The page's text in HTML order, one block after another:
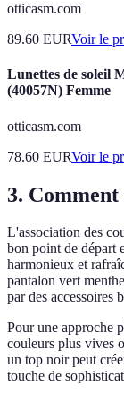
otticasm.com
89.60 EURVoir le
Lunettes de soleil
(40057N) Femme
otticasm.com
78.60 EURVoir le
3. Comment
L'association des
bon point de départ
harmonieux et
pantalon vert
par des accessoires
Pour une approche
couleurs plus vives
un top noir peut
touche de